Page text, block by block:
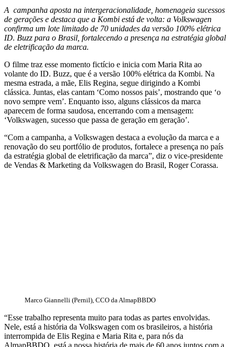
A campanha aposta na intergeracionalidade, homenageia sucessos
de gerações e destaca que a Kombi está de volta: a Volkswagen
confirma um lote limitado de 70 unidades da versão 100% elétrica
ID. Buzz para o Brasil, fortalecendo a presença na estratégia global
de eletrificação da marca.
O filme traz esse momento fictício e inicia com Maria Rita ao
volante do ID. Buzz, que é a versão 100% elétrica da Kombi. Na
mesma estrada, a mãe, Elis Regina, segue dirigindo a Kombi
clássica. Juntas, elas cantam ‘Como nossos pais’, mostrando que ‘o
novo sempre vem’. Enquanto isso, alguns clássicos da marca
aparecem de forma saudosa, encerrando com a mensagem:
‘Volkswagen, sucesso que passa de geração em geração’.
“Com a campanha, a Volkswagen destaca a evolução da marca e a
renovação do seu portfólio de produtos, fortalece a presença no país
da estratégia global de eletrificação da marca”, diz o vice-presidente
de Vendas & Marketing da Volkswagen do Brasil, Roger Corassa.
Marco Giannelli (Pernil), CCO da AlmapBBDO
“Esse trabalho representa muito para todas as partes envolvidas.
Nele, está a história da Volkswagen com os brasileiros, a história
interrompida de Elis Regina e Maria Rita e, para nós da
AlmapBBDO, está a nossa história de mais de 60 anos juntos com a